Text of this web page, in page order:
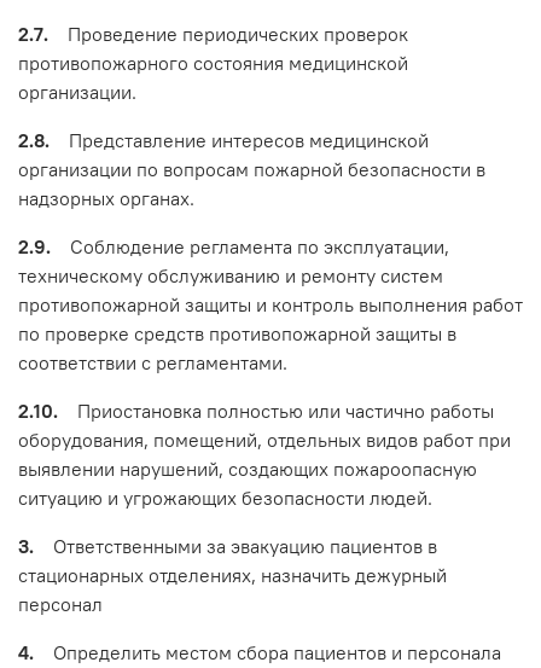
2.7. Проведение периодических проверок
противопожарного состояния медицинской
организации.
2.8. Представление интересов медицинской
организации по вопросам пожарной безопасности в
надзорных органах.
2.9. Соблюдение регламента по эксплуатации,
техническому обслуживанию и ремонту систем
противопожарной защиты и контроль выполнения работ
по проверке средств противопожарной защиты в
соответствии с регламентами.
2.10. Приостановка полностью или частично работы
оборудования, помещений, отдельных видов работ при
выявлении нарушений, создающих пожароопасную
ситуацию и угрожающих безопасности людей.
3. Ответственными за эвакуацию пациентов в
стационарных отделениях, назначить дежурный
персонал
4. Определить местом сбора пациентов и персонала